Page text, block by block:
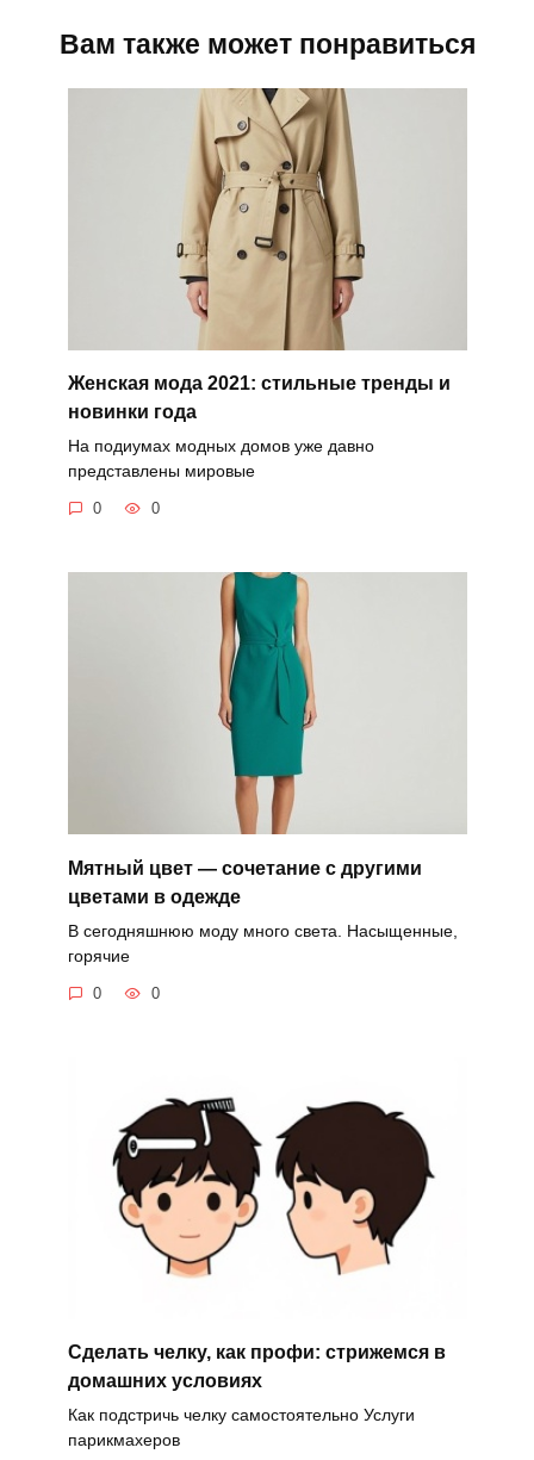
Вам также может понравиться
Женская мода 2021: стильные тренды и
новинки года
На подиумах модных домов уже давно
представлены мировые
0 0
Мятный цвет — сочетание с другими
цветами в одежде
В сегодняшнюю моду много света. Насыщенные,
горячие
0 0
Сделать челку, как профи: стрижемся в
домашних условиях
Как подстричь челку самостоятельно Услуги
парикмахеров